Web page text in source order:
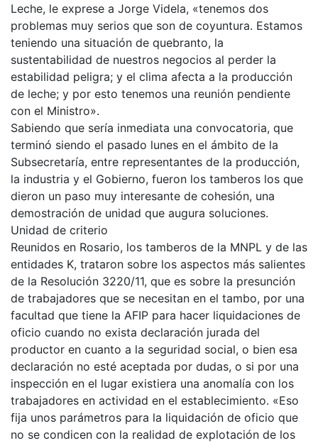
Leche, le exprese a Jorge Videla, «tenemos dos
problemas muy serios que son de coyuntura. Estamos
teniendo una situación de quebranto, la
sustentabilidad de nuestros negocios al perder la
estabilidad peligra; y el clima afecta a la producción
de leche; y por esto tenemos una reunión pendiente
con el Ministro».
Sabiendo que sería inmediata una convocatoria, que
terminó siendo el pasado lunes en el ámbito de la
Subsecretaría, entre representantes de la producción,
la industria y el Gobierno, fueron los tamberos los que
dieron un paso muy interesante de cohesión, una
demostración de unidad que augura soluciones.
Unidad de criterio
Reunidos en Rosario, los tamberos de la MNPL y de las
entidades K, trataron sobre los aspectos más salientes
de la Resolución 3220/11, que es sobre la presunción
de trabajadores que se necesitan en el tambo, por una
facultad que tiene la AFIP para hacer liquidaciones de
oficio cuando no exista declaración jurada del
productor en cuanto a la seguridad social, o bien esa
declaración no esté aceptada por dudas, o si por una
inspección en el lugar existiera una anomalía con los
trabajadores en actividad en el establecimiento. «Eso
fija unos parámetros para la liquidación de oficio que
no se condicen con la realidad de explotación de los